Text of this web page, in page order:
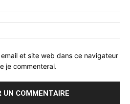
et site web dans ce navigateur
je commenterai.